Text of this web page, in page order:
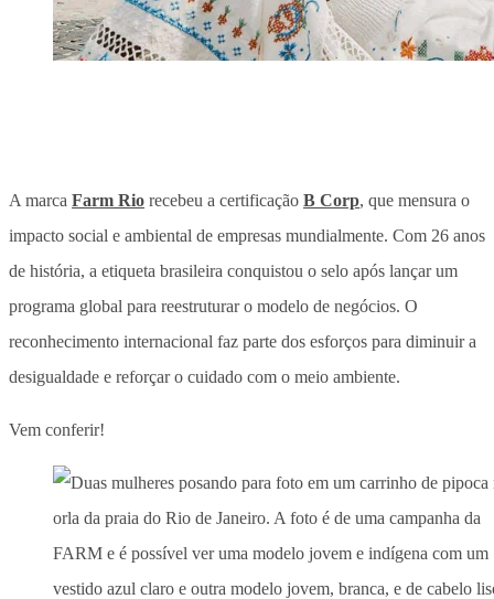
A marca Farm Rio recebeu a certificação B Corp, que mensura o
impacto social e ambiental de empresas mundialmente. Com 26 anos
de história, a etiqueta brasileira conquistou o selo após lançar um
programa global para reestruturar o modelo de negócios. O
reconhecimento internacional faz parte dos esforços para diminuir a
desigualdade e reforçar o cuidado com o meio ambiente.
Vem conferir!